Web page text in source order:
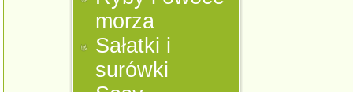
morza
Sałatki i
surówki